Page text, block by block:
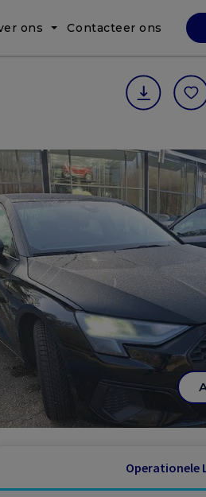
ons Contacteer ons
Operationele